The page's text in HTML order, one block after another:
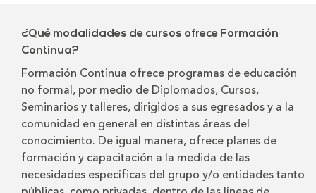
¿Qué modalidades de cursos ofrece Formación
Continua?
Formación Continua ofrece programas de educación
no formal, por medio de Diplomados, Cursos,
Seminarios y talleres, dirigidos a sus egresados y a la
comunidad en general en distintas áreas del
conocimiento. De igual manera, ofrece planes de
formación y capacitación a la medida de las
necesidades específicas del grupo y/o entidades tanto